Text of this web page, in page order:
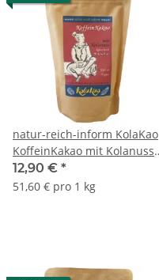
natur-reich-inform KolaKao
KoffeinKakao mit Kolanuss
klassisch 250g
12,90 € *
51,60 € pro 1 kg